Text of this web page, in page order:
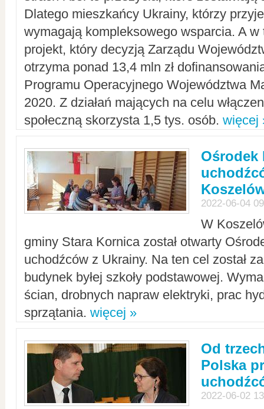
Dlatego mieszkańcy Ukrainy, którzy
wymagają kompleksowego wsparcia. A w
projekt, który decyzją Zarządu
otrzyma ponad 13,4 mln zł
Programu Operacyjnego Województwa
2020. Z działań mających na celu
społeczną skorzysta 1,5 tys. osób. więcej
Ośrodek
2022-06-04
W
gminy Stara Kornica został otwarty
uchodźców z Ukrainy. Na ten cel został
budynek byłej szkoły podstawowej.
ścian, drobnych napraw elektryki, prac
sprzątania. więcej »
Od
Polska
2022-06-02